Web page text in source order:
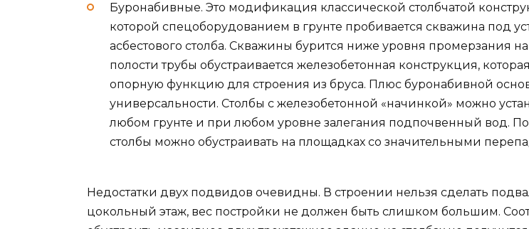
Буронабивные. Это модификация классической столбчатой
которой спецоборудованием в грунте пробивается скважина под
асбестового столба. Скважины бурится ниже уровня промерзания
полости трубы обустраивается железобетонная конструкция,
опорную функцию для строения из бруса. Плюс буронабивной
универсальности. Столбы с железобетонной «начинкой» можно
любом грунте и при любом уровне залегания подпочвенный вод.
столбы можно обустраивать на площадках со значительными
Недостатки двух подвидов очевидны. В строении нельзя сделать
цокольный этаж, вес постройки не должен быть слишком большим.